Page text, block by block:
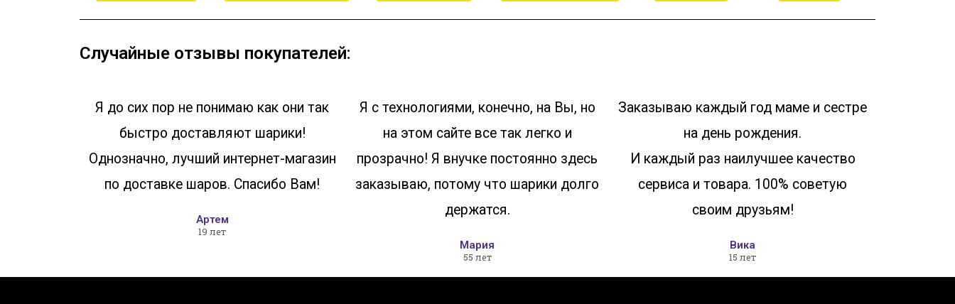
Случайные отзывы покупателей:
Я до сих пор не понимаю как они так
быстро доставляют шарики!
Однозначно, лучший интернет-магазин
по доставке шаров. Спасибо Вам!
Артем
19 лет
Я с технологиями, конечно, на Вы, но
на этом сайте все так легко и
прозрачно! Я внучке постоянно здесь
заказываю, потому что шарики долго
держатся.
Мария
55 лет
Заказываю каждый год маме и сестре
на день рождения.
И каждый раз наилучшее качество
сервиса и товара. 100% советую
своим друзьям!
Вика
15 лет